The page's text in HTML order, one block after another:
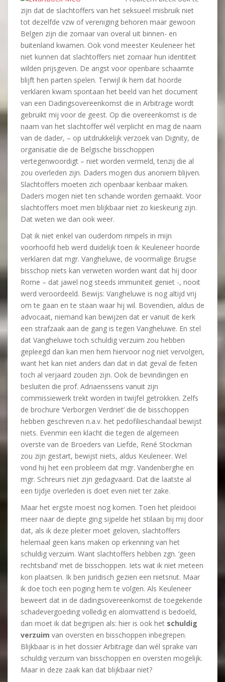
zijn dat de slachtoffers van het seksueel misbruik niet
tot dezelfde vzw of vereniging behoren maar gewoon
Belgen zijn die zomaar van overal uit binnen- en
buitenland kwamen. Ook vond meester Keuleneer het
niet kunnen dat slachtoffers niet zomaar hun identiteit
wilden prijsgeven. De angst voor openbare schaamte
blijft hen parten spelen. Terwijl ik hem dat hoorde
verklaren kwam spontaan het beeld van het document
van een Dadingsovereenkomst die in Arbitrage wordt
gebruikt mij voor de geest. Op die overeenkomst is de
naam van het slachtoffer wél verplicht en mag de naam
van de dader, – op uitdrukkelijk verzoek van Dignity, de
organisatie die de Belgische bisschoppen
vertegenwoordigt – niet worden vermeld, tenzij die al
zou overleden zijn. Daders mogen dus anoniem blijven.
Slachtoffers moeten zich openbaar kenbaar maken.
Daders mogen niet ten schande worden gemaakt. Voor
slachtoffers moet men blijkbaar niet zo kieskeurig zijn.
Dat weten we dan ook weer.
Dat ik niet enkel van ouderdom rimpels in mijn
voorhoofd heb werd duidelijk toen ik Keuleneer hoorde
verklaren dat mgr. Vangheluwe, de voormalige Brugse
bisschop niets kan verweten worden want dat hij door
Rome – dat jawel nog steeds immuniteit geniet -, nooit
werd veroordeeld. Bewijs: Vangheluwe is nog altijd vrij
om te gaan en te staan waar hij wil. Bovendien, aldus de
advocaat, niemand kan bewijzen dat er vanuit de kerk
een strafzaak aan de gang is tegen Vangheluwe. En stel
dat Vangheluwe toch schuldig verzuim zou hebben
gepleegd dan kan men hem hiervoor nog niet vervolgen,
want het kan niet anders dan dat in dat geval de feiten
toch al verjaard zouden zijn. Ook de bevindingen en
besluiten die prof. Adriaenssens vanuit zijn
commissiewerk trekt worden in twijfel getrokken. Zelfs
de brochure ‘Verborgen Verdriet’ die de bisschoppen
hebben geschreven n.a.v. het pedofilieschandaal bewijst
niets. Evenmin een klacht die tegen de algemeen
overste van de Broeders van Liefde, René Stockman
zou zijn gestart, bewijst niets, aldus Keuleneer. Wel
vond hij het een probleem dat mgr. Vandenberghe en
mgr. Schreurs niet zijn gedagvaard. Dat die laatste al
een tijdje overleden is doet even niet ter zake.
Maar het ergste moest nog komen. Toen het pleidooi
meer naar de diepte ging sijpelde het stilaan bij mij door
dat, als ik deze pleiter moet geloven, slachtoffers
helemaal geen kans maken op erkenning van het
schuldig verzuim. Want slachtoffers hebben zgn. ‘geen
rechtsband’ met de bisschoppen. Iets wat ik niet meteen
kon plaatsen. Ik ben juridisch gezien een nietsnut. Maar
ik doe toch een poging hem te volgen. Als Keuleneer
beweert dat in de dadingsovereenkomst de toegekende
schadevergoeding volledig en alomvattend is bedoeld,
dan moet ik dat begrijpen als: hier is ook het schuldig
verzuim van oversten en bisschoppen inbegrepen.
Blijkbaar is in het dossier Arbitrage dan wél sprake van
schuldig verzuim van bisschoppen en oversten mogelijk.
Maar in deze zaak kan dat blijkbaar niet?